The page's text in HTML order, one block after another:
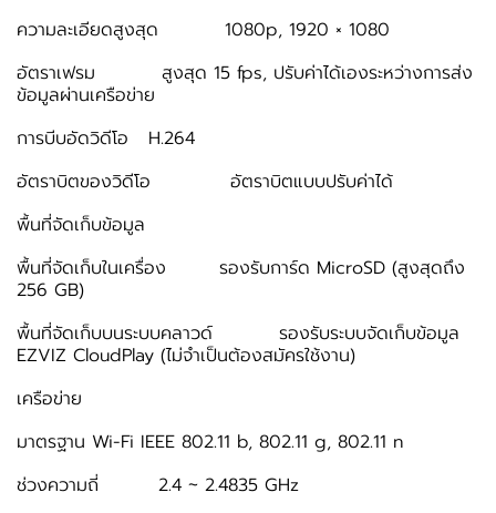
ความละเอียดสูงสุด 1080p, 1920 × 1080
อัตราเฟรม สูงสุด 15 fps, ปรับค่าได้เองระหว่างการส่ง
ข้อมูลผ่านเครือข่าย
การบีบอัดวิดีโอ H.264
อัตราบิตของวิดีโอ อัตราบิตแบบปรับค่าได้
พื้นที่จัดเก็บข้อมูล
พื้นที่จัดเก็บในเครื่อง รองรับการ์ด MicroSD (สูงสุดถึง
256 GB)
พื้นที่จัดเก็บบนระบบคลาวด์ รองรับระบบจัดเก็บข้อมูล
EZVIZ CloudPlay (ไม่จำเป็นต้องสมัครใช้งาน)
เครือข่าย
มาตรฐาน Wi-Fi IEEE 802.11 b, 802.11 g, 802.11 n
ช่วงความถี่ 2.4 ~ 2.4835 GHz